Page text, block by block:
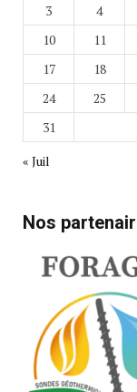
3
4
10
11
17
18
24
25
31
« Juil
Nos